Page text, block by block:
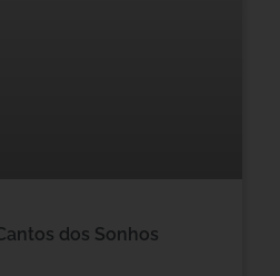
dos Sonhos